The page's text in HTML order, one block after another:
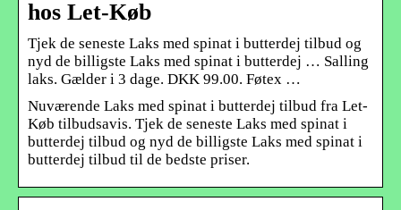
hos Let-Køb
Tjek de seneste Laks med spinat i butterdej tilbud og
nyd de billigste Laks med spinat i butterdej … Salling
laks. Gælder i 3 dage. DKK 99.00. Føtex …
Nuværende Laks med spinat i butterdej tilbud fra Let-
Køb tilbudsavis. Tjek de seneste Laks med spinat i
butterdej tilbud og nyd de billigste Laks med spinat i
butterdej tilbud til de bedste priser.